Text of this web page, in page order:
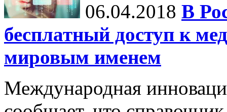
06.04.2018 В
бесплатный доступ к
мировым именем
Международная